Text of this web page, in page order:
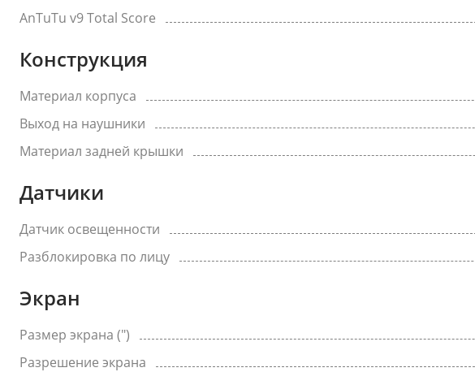
AnTuTu v9 Total Score
Конструкция
Материал корпуса
Выход на наушники
Материал задней крышки
Датчики
Датчик освещенности
Разблокировка по лицу
Экран
Размер экрана (")
Разрешение экрана